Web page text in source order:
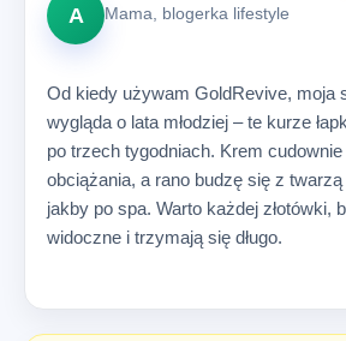
A Mama, blogerka lifestyle
Od kiedy używam GoldRevive, moja
wygląda o lata młodziej – te kurze
po trzech tygodniach. Krem
obciążania, a rano budzę się z twarzą
jakby po spa. Warto każdej złotówki,
widoczne i trzymają się długo.